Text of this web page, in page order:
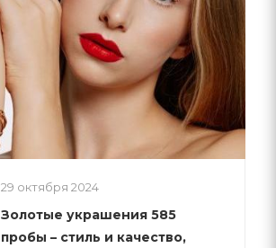
29 октября 2024
Золотые украшения 585
пробы – стиль и качество,